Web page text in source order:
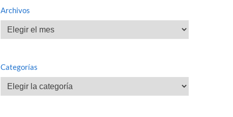
Archivos
Archivos
Categorías
Categorías